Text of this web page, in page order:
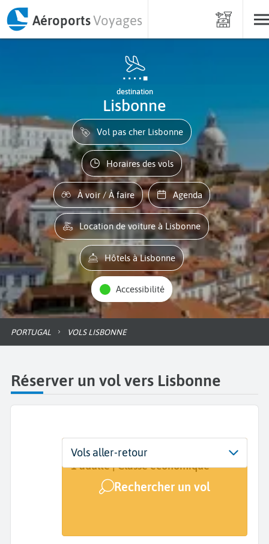
AéroportsVoyages
destination
Lisbonne
Vol pas cher Lisbonne
Horaires des vols
À voir / À faire Agenda
Location de voiture à Lisbonne
Hôtels à Lisbonne
Accessibilité
PORTUGAL VOLS LISBONNE
Réserver un vol vers Lisbonne
Départ
De...
Dates
Dates de votre voyage
Voyageurs | Classe
1 adulte | Classe économique
Rechercher un vol
Vols aller-retour